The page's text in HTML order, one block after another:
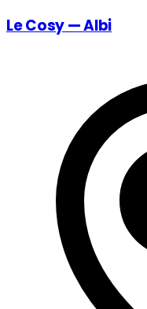
Le Cosy — Albi